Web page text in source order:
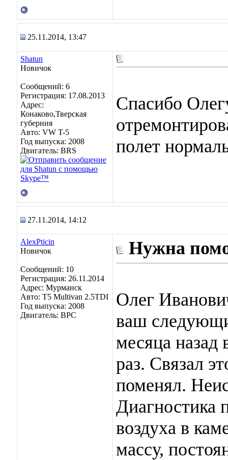
25.11.2014, 13:47
Shatun
Новичок
Сообщений: 6
Регистрация: 17.08.2013
Адрес:
Конаково,Тверская
губерния
Авто: VW T-5
Год выпуска: 2008
Двигатель: BRS
Спасибо
полет
27.11.2014, 14:12
AlexPticin
Новичок
Сообщений: 10
Регистрация: 26.11.2014
Адрес: Мурманск
Авто: Т5 Multivan 2.5TDI
Год выпуска: 2008
Двигатель: BPC
Нужна
Олег
ваш
месяца назад
раз. Связал
поменял.
Диагностика
воздуха в
массу,